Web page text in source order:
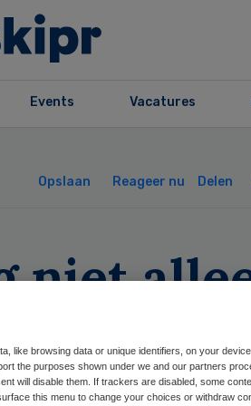
Events Vacatures
Opslaan Reageer nu Delen
niet
like browsing data or unique identifiers, on your device.
the purposes shown under we and our partners
will disable them. If trackers are disabled, some
this menu to change your choices or withdraw